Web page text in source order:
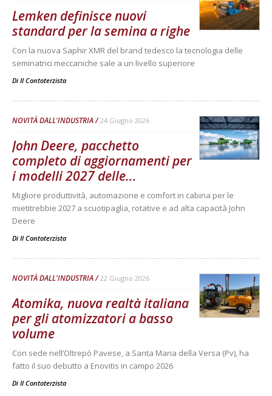
Lemken definisce nuovi
standard per la semina a righe
Con la nuova Saphir XMR del brand tedesco la tecnologia delle
seminatrici meccaniche sale a un livello superiore
Di Il Contoterzista
NOVITÀ DALL'INDUSTRIA 24 Giugno 2026
John Deere, pacchetto
completo di aggiornamenti per
i modelli 2027 delle...
Migliore produttività, automazione e comfort in cabina per le
mietitrebbie 2027 a scuotipaglia, rotative e ad alta capacità John
Deere
Di Il Contoterzista
NOVITÀ DALL'INDUSTRIA 22 Giugno 2026
Atomika, nuova realtà italiana
per gli atomizzatori a basso
volume
Con sede nell’Oltrepò Pavese, a Santa Maria della Versa (Pv), ha
fatto il suo debutto a Enovitis in campo 2026
Di Il Contoterzista